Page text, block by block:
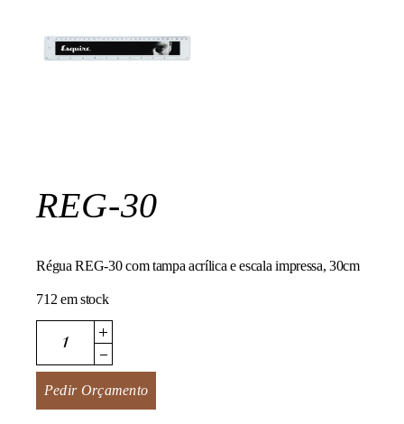
REG-30
Régua REG-30 com tampa acrílica e escala impressa, 30cm
712 em stock
REG-30 quantity
Pedir Orçamento